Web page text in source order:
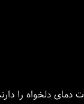
دلخواه را